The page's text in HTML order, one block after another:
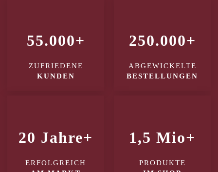
55.000+
ZUFRIEDENE
KUNDEN
250.000+
ABGEWICKELTE
BESTELLUNGEN
20 Jahre+
ERFOLGREICH
1,5 Mio+
PRODUKTE